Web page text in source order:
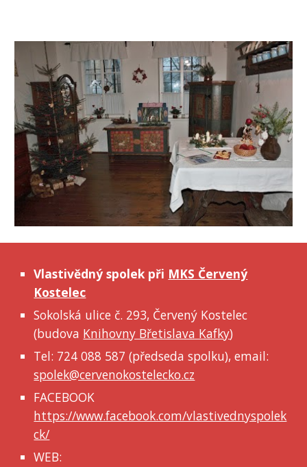
Vlastivědný spolek při MKS Červený
Kostelec
Sokolská ulice č. 293, Červený Kostelec
(budova Knihovny Břetislava Kafky)
Tel: 724 088 587 (předseda spolku), email:
spolek@cervenokostelecko.cz
FACEBOOK
https://www.facebook.com/vlastivednyspolek
ck/
WEB: